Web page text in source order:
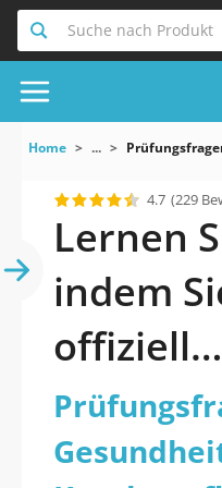
Suche nach Produkt
Home ...
4.7 (229
Lernen
indem
offiziell